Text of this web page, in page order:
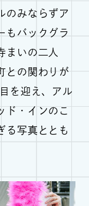
のみならずア
もバックグラ
まいの二人
との関わりが
を迎え、アル
ド・インのこ
る写真ととも